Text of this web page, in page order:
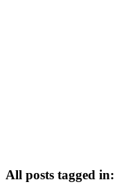
All posts tagged in: